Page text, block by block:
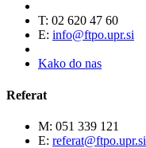
T: 02 620 47 60
E: info@ftpo.upr.si
Kako do nas
Referat
M: 051 339 121
E: referat@ftpo.upr.si